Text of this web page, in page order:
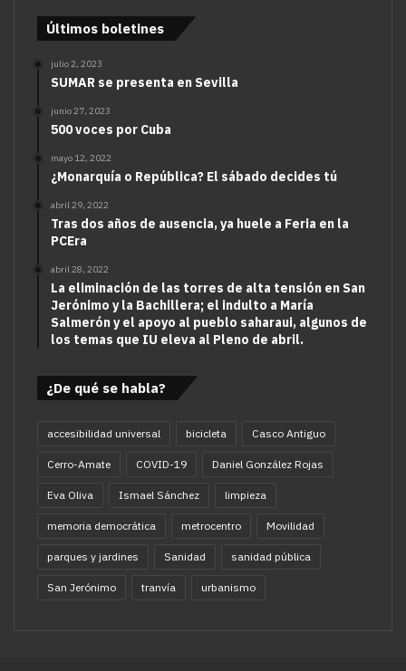
Últimos boletines
julio 2, 2023
SUMAR se presenta en Sevilla
junio 27, 2023
500 voces por Cuba
mayo 12, 2022
¿Monarquía o República? El sábado decides tú
abril 29, 2022
Tras dos años de ausencia, ya huele a Feria en la
PCEra
abril 28, 2022
La eliminación de las torres de alta tensión en San
Jerónimo y la Bachillera; el indulto a María
Salmerón y el apoyo al pueblo saharaui, algunos de
los temas que IU eleva al Pleno de abril.
¿De qué se habla?
accesibilidad universal bicicleta Casco Antiguo
Cerro-Amate COVID-19 Daniel González Rojas
Eva Oliva Ismael Sánchez limpieza
memoria democrática metrocentro Movilidad
parques y jardines Sanidad sanidad pública
San Jerónimo tranvía urbanismo